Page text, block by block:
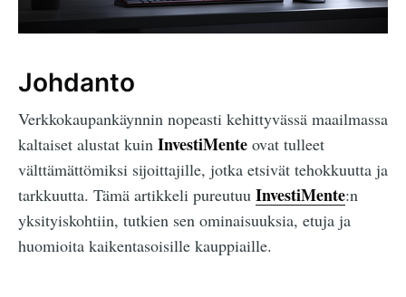
Johdanto
Verkkokaupankäynnin nopeasti kehittyvässä maailmassa
kaltaiset alustat kuin InvestiMente ovat tulleet
välttämättömiksi sijoittajille, jotka etsivät tehokkuutta ja
tarkkuutta. Tämä artikkeli pureutuu InvestiMente:n
yksityiskohtiin, tutkien sen ominaisuuksia, etuja ja
huomioita kaikentasoisille kauppiaille.